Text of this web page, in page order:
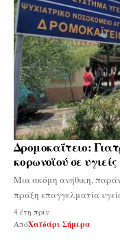
Δρομοκαΐτειο:
κορωνοϊού σε υγιείς
Μια ακόμη ανήθικη,
πράξη επαγγελματία
4 έτη πριν
ΑπόΧαϊδάρι Σήμερα